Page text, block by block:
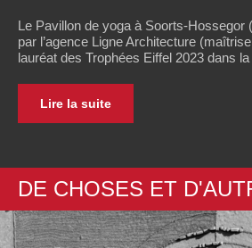
Le Pavillon de yoga à Soorts-Hossegor
par l’agence Ligne Architecture
lauréat des Trophées Eiffel 2023 dans
Lire la suite
DE CHOSES ET